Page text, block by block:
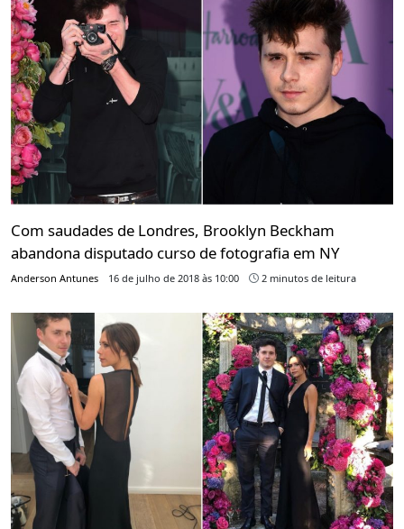
Com saudades de Londres, Brooklyn Beckham
abandona disputado curso de fotografia em NY
Anderson Antunes 16 de julho de 2018 às 10:00 2 minutos de leitura